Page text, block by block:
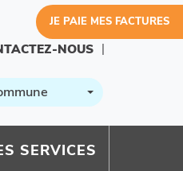
NOUS
JE PAIE MES FACTURES
SERVICES